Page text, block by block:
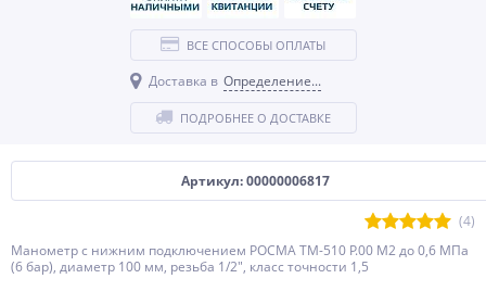
Артикул: 00000006817
(4)
Манометр с нижним подключением РОСМА ТМ-510 P.00 М2 до 0,6 МПа
(6 бар), диаметр 100 мм, резьба 1/2", класс точности 1,5
ВСЕ СПОСОБЫ ОПЛАТЫ
Доставка в Определение...
ПОДРОБНЕЕ О ДОСТАВКЕ